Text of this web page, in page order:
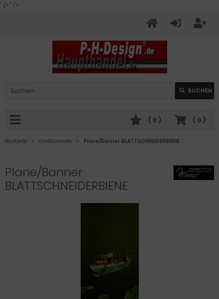
" /> " />
SUCHEN
( 0 )
( 0 )
Startseite Großformate Plane/Banner BLATTSCHNEIDERBIENE
Plane/Banner
BLATTSCHNEIDERBIENE